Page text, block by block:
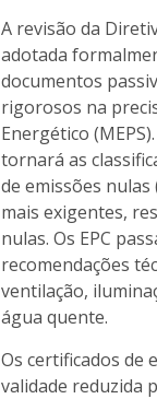
A revisão da
adotada
documentos
rigorosos na
Energético
tornará as
de emissões
mais exigentes,
nulas. Os EPC
recomendações
ventilação,
água quente.
Os certificados de
validade reduzida